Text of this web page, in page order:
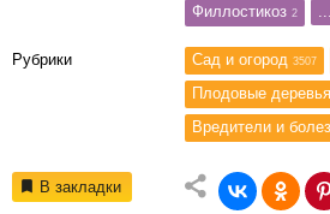
Филлостикоз 2
Рубрики Сад и огород 3507
Плодовые
Вредители и
В закладки